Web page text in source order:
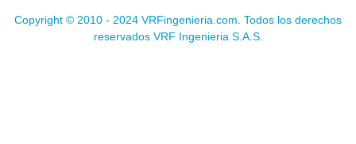
Copyright © 2010 - 2024 VRFingenieria.com. Todos los derechos
reservados VRF Ingenieria S.A.S.